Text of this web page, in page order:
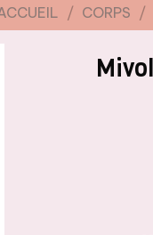
/ CORPS /